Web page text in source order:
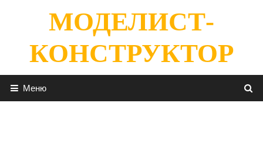
содержимомуМОДЕЛИСТ-
КОНСТРУКТОР
Меню